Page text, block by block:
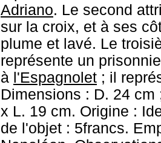
Adriano. Le second
sur la croix, et à ses
plume et lavé. Le
représente un
à l'Espagnolet ; il
Dimensions : D. 24
x L. 19 cm. Origine :
de l'objet : 5francs.